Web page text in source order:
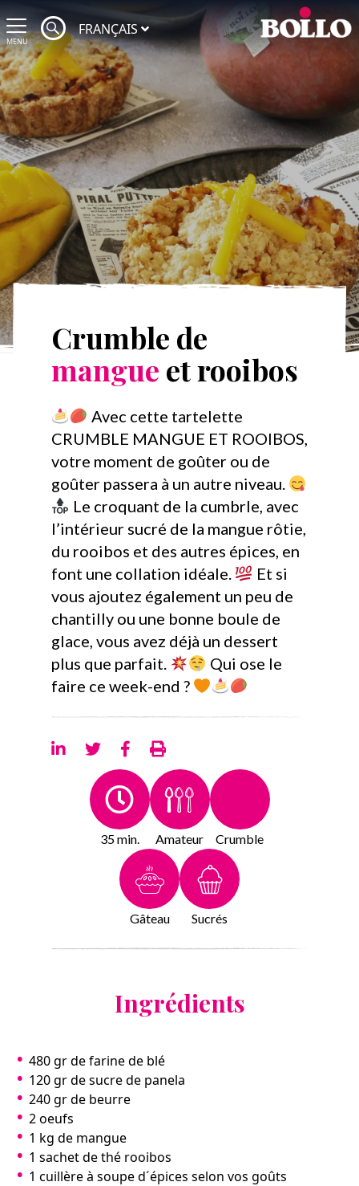
MENU
FRANÇAIS
Crumble de
mangue et rooibos
Avec cette tartelette
CRUMBLE MANGUE ET ROOIBOS,
votre moment de goûter ou de
goûter passera à un autre niveau.
Le croquant de la cumbrle, avec
l’intérieur sucré de la mangue rôtie,
du rooibos et des autres épices, en
font une collation idéale.
Et si
vous ajoutez également un peu de
chantilly ou une bonne boule de
glace, vous avez déjà un dessert
plus que parfait.
Qui ose le
faire ce week-end ?
35 min. Amateur Crumble
Gâteau Sucrés
Ingrédients
480 gr de farine de blé
120 gr de sucre de panela
240 gr de beurre
2 oeufs
1 kg de mangue
1 sachet de thé rooibos
1 cuillère à soupe d´épices selon vos goûts